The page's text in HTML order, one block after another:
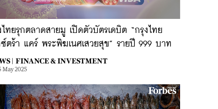
ไทยรุกตลาดสายมู เปิดตัวบัตรเดบิต “กรุงไทย
ซ์ตร้า แคร์ พระพิฆเนศเสวยสุข” รายปี 999 บาท
| FINANCE & INVESTMENT
May 2025